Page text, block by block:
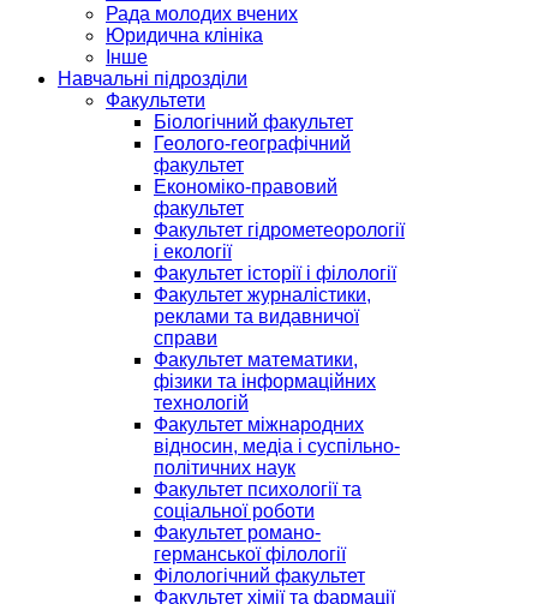
Рада молодих вчених
Юридична клініка
Інше
Навчальні підрозділи
Факультети
Біологічний факультет
Геолого-географічний
факультет
Економіко-правовий
факультет
Факультет гідрометеорології
і екології
Факультет історії і філології
Факультет журналістики,
реклами та видавничої
справи
Факультет математики,
фізики та інформаційних
технологій
Факультет міжнародних
відносин, медіа і суспільно-
політичних наук
Факультет психології та
соціальної роботи
Факультет романо-
германської філології
Філологічний факультет
Факультет хімії та фармації